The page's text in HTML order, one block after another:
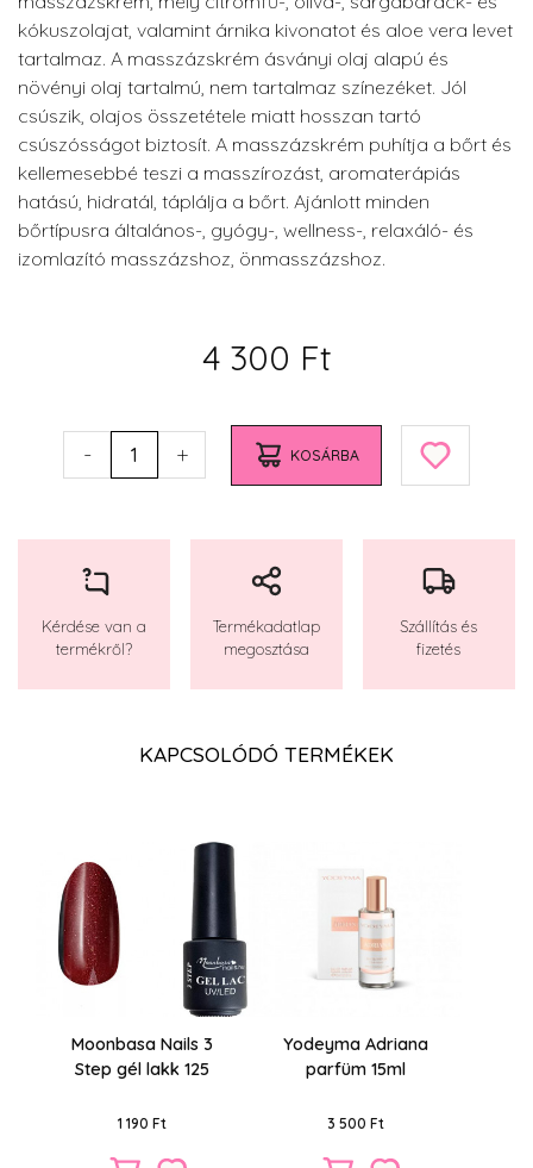
kókuszolajat, valamint árnika kivonatot és aloe vera levet
tartalmaz. A masszázskrém ásványi olaj alapú és
növényi olaj tartalmú, nem tartalmaz színezéket. Jól
csúszik, olajos összetétele miatt hosszan tartó
csúszósságot biztosít. A masszázskrém puhítja a bőrt és
kellemesebbé teszi a masszírozást, aromaterápiás
hatású, hidratál, táplálja a bőrt. Ajánlott minden
bőrtípusra általános-, gyógy-, wellness-, relaxáló- és
izomlazító masszázshoz, önmasszázshoz.
4 300 Ft
- 1 + KOSÁRBA
Kérdése van a
termékről?
Termékadatlap
megosztása
Szállítás és
fizetés
KAPCSOLÓDÓ TERMÉKEK
Moonbasa Nails 3
Step gél lakk 125
1 190 Ft
Yodeyma Adriana
parfüm 15ml
3 500 Ft